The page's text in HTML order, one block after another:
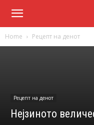
Home Рецепт на денот
Рецепт на денот
Нејзиното